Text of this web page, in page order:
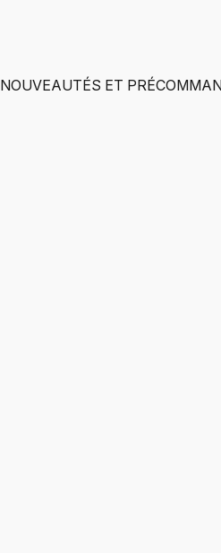
NOUVEAUTÉS ET